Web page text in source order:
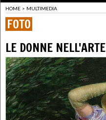
HOME > MULTIMEDIA
FOTO
LE DONNE NELL'ARTE